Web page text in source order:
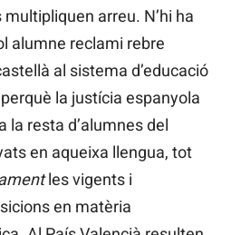
arreu. N’hi ha
alumne reclami rebre
al sistema d’educació
la justícia espanyola
la resta d’alumnes del
en aqueixa llengua, tot
les vigents i
en matèria